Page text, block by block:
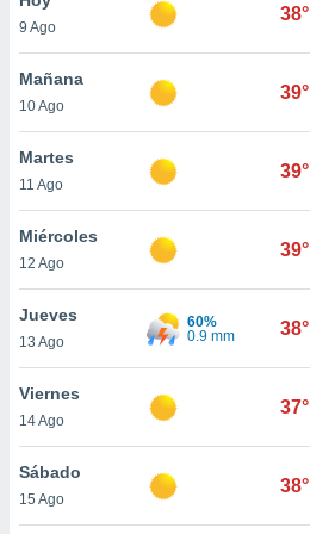
y
en
más
de
9 Ago
38°
Mañana
10 Ago
39°
Martes
11 Ago
39°
Miércoles
12 Ago
39°
Jueves
13 Ago
60%
0.9 mm
38°
Viernes
14 Ago
37°
Sábado
15 Ago
38°